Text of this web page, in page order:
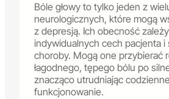
Bóle głowy to tylko jeden z
neurologicznych, które mogą
z depresją. Ich obecność
indywidualnych cech pacjenta i
choroby. Mogą one przybierać
łagodnego, tępego bólu po
znacząco utrudniając codzienne
funkcjonowanie.